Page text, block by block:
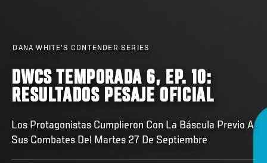
DANA WHITE'S CONTENDER SERIES
DWCS TEMPORADA 6, EP. 10:
RESULTADOS PESAJE OFICIAL
Los Protagonistas Cumplieron Con La Báscula Previo A
Sus Combates Del Martes 27 De Septiembre